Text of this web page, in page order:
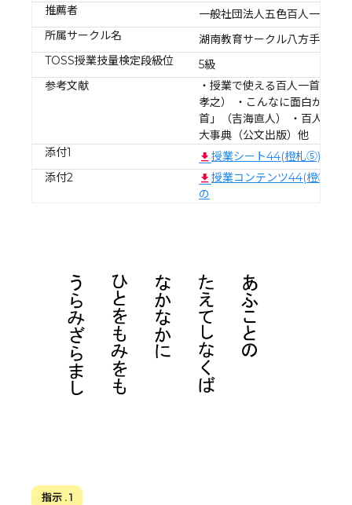
推薦者
一般社団法人五色百人一首協会
所属サークル名
湖南教育サークル八方手裏剣
TOSS授業技量検定段級位
5級
参考文献
・授業で使える百人一首小話
孝之） ・こんなに面白かった
首」（吉海直人） ・百人一首
大事典（公文出版）他
添付1
授業シート44(橙札⑤)あふ
添付2
授業コンテンツ44(橙⑤)
の
指示 . 1